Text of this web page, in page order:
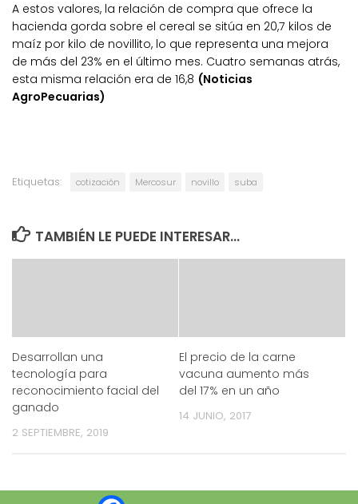
A estos valores, la relación de compra que ofrece la
hacienda gorda sobre el cereal se sitúa en 20,7 kilos de
maíz por kilo de novillito, lo que representa una mejora
de más del 23% en el último mes. Cuatro semanas atrás,
esta misma relación era de 16,8 (Noticias
AgroPecuarias)
Etiquetas: cotización Mercosur novillo suba
TAMBIÉN LE PUEDE INTERESAR...
Desarrollan una
tecnología para
reconocimiento facial del
ganado
2 SEPTIEMBRE, 2019
El precio de la carne
vacuna aumento más
del 17% en un año
14 JUNIO, 2017